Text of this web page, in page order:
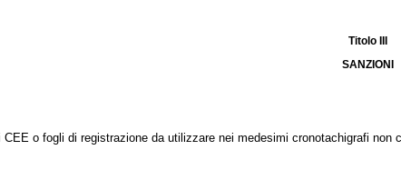
Titolo III
SANZIONI
o fogli di registrazione da utilizzare nei medesimi cronotachigrafi